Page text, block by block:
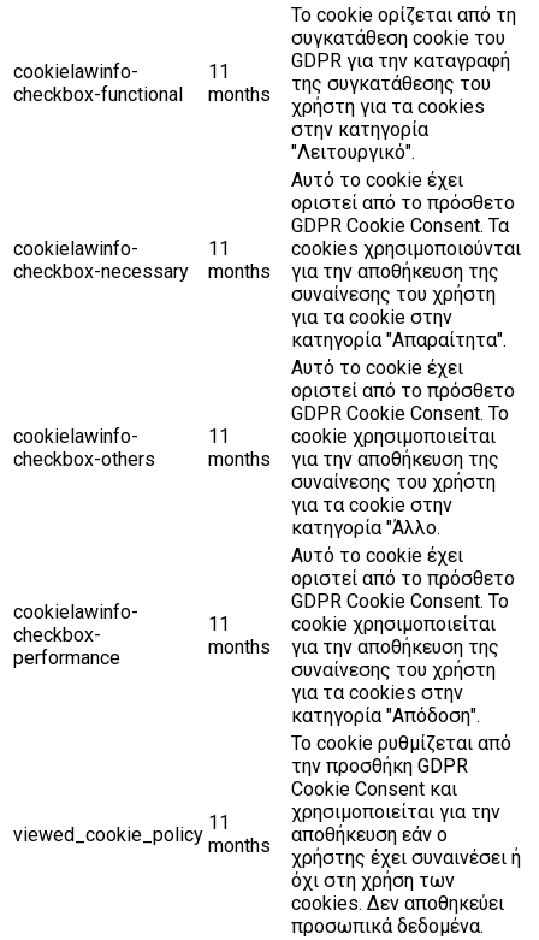
cookielawinfo-
checkbox-functional
11
months
Το cookie ορίζεται από τη
συγκατάθεση cookie του
GDPR για την καταγραφή
της συγκατάθεσης του
χρήστη για τα cookies
στην κατηγορία
"Λειτουργικό".
cookielawinfo-
checkbox-necessary
11
months
Αυτό το cookie έχει
οριστεί από το πρόσθετο
GDPR Cookie Consent. Τα
cookies χρησιμοποιούνται
για την αποθήκευση της
συναίνεσης του χρήστη
για τα cookie στην
κατηγορία "Απαραίτητα".
cookielawinfo-
checkbox-others
11
months
Αυτό το cookie έχει
οριστεί από το πρόσθετο
GDPR Cookie Consent. Το
cookie χρησιμοποιείται
για την αποθήκευση της
συναίνεσης του χρήστη
για τα cookie στην
κατηγορία "Άλλο.
cookielawinfo-
checkbox-
performance
11
months
Αυτό το cookie έχει
οριστεί από το πρόσθετο
GDPR Cookie Consent. Το
cookie χρησιμοποιείται
για την αποθήκευση της
συναίνεσης του χρήστη
για τα cookies στην
κατηγορία "Απόδοση".
viewed_cookie_policy
11
months
Το cookie ρυθμίζεται από
την προσθήκη GDPR
Cookie Consent και
χρησιμοποιείται για την
αποθήκευση εάν ο
χρήστης έχει συναινέσει ή
όχι στη χρήση των
cookies. Δεν αποθηκεύει
προσωπικά δεδομένα.